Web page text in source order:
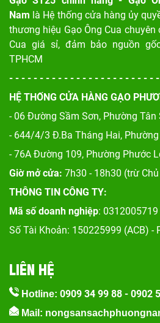
Nam là Hệ thống cửa hàng ủy
thương hiệu Gạo Ông Cua chuyên
Cua giá sỉ, đảm bảo nguồn
TPHCM
- - - - - - - - - - - - - - - - - - - - - - - -
HỆ THỐNG CỬA HÀNG GẠO
- 06 Đường Sầm Sơn, Phường Tân
- 644/4/3 Đ.Ba Tháng Hai, Phường
- 76A Đường 109, Phường Phước
Giờ mở cửa: 7h30 - 18h30 (trừ
THÔNG TIN CÔNG TY:
Mã số doanh nghiệp: 0312005719
Số Tài Khoản: 150225999 (ACB) -
LIÊN HỆ
Hotline: 0909 34 99 88 - 0902
Mail: